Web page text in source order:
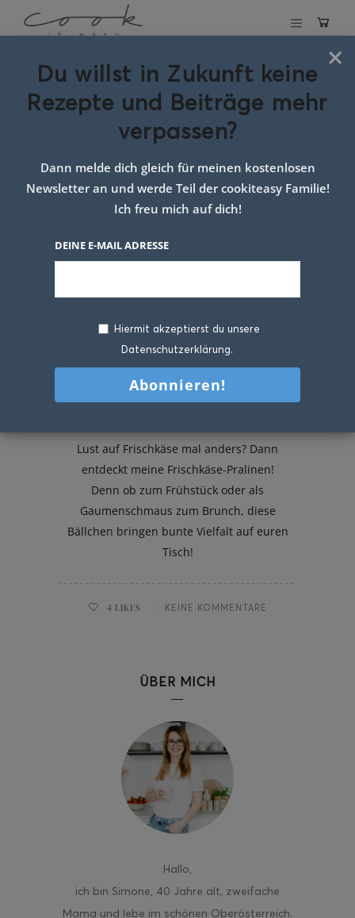
Schlagwort:
Rezept mit
Backerbsen
Lust auf Frischkäse mal anders? Dann
entdeckt meine Frischkäse-Pralinen!
Denn ob zum Frühstück oder als
Gaumenschmaus zum Brunch, diese
Bällchen bringen bunte Vielfalt auf euren
Tisch!
4 LIKES KEINE KOMMENTARE
ÜBER MICH
Hallo,
ich bin Simone, 40 Jahre alt, zweifache
Mama und lebe im schönen Oberösterreich.
×
Du willst in Zukunft keine
Rezepte und Beiträge mehr
verpassen?
Dann melde dich gleich für meinen kostenlosen
Newsletter an und werde Teil der cookiteasy Familie!
Ich freu mich auf dich!
DEINE E-MAIL ADRESSE
Hiermit akzeptierst du unsere
Datenschutzerklärung.